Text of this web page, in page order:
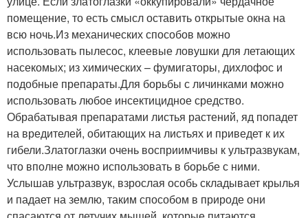
помещение, то есть смысл оставить открытые окна на
всю ночь.Из механических способов можно
использовать пылесос, клеевые ловушки для летающих
насекомых; из химических – фумигаторы, дихлофос и
подобные препараты.Для борьбы с личинками можно
использовать любое инсектицидное средство.
Обрабатывая препаратами листья растений, яд попадет
на вредителей, обитающих на листьях и приведет к их
гибели.Златоглазки очень восприимчивы к ультразвукам,
что вполне можно использовать в борьбе с ними.
Услышав ультразвук, взрослая особь складывает крылья
и падает на землю, таким способом в природе они